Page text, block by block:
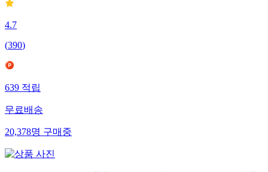
4.7
(390)
639적립
무료배송
20,378명구매중